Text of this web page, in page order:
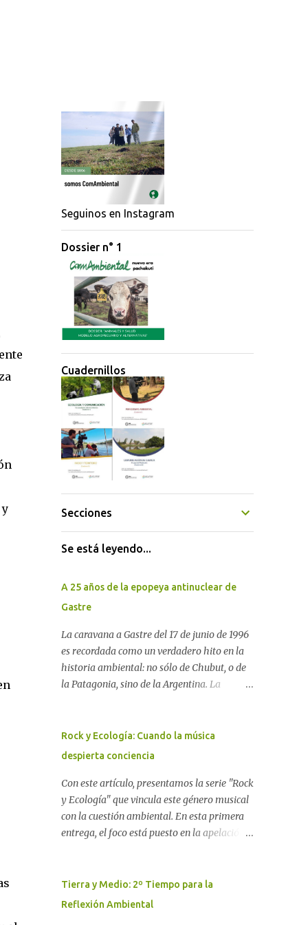
Seguinos en Instagram
Dossier n° 1
Cuadernillos
Secciones
Se está leyendo...
A 25 años de la epopeya antinuclear de
Gastre
La caravana a Gastre del 17 de junio de 1996
es recordada como un verdadero hito en la
historia ambiental: no sólo de Chubut, o de
la Patagonia, sino de la Argentina. La
para construir un basurero de residuos
nucleares en Gastre (centro-norte de
avanzó un proyecto legislativo nacional al
respecto. En este artículo, la investigadora
Ayelen Dichdji reconstruye la historia del
Movimiento Antinuclear de Chubut (MACH)
territorial frente a las imposiciones de la
tecnocracia nuclear globalizada. Dossier N°
Rock y Ecología: Cuando la música
despierta conciencia
Con este artículo, presentamos la serie "Rock
y Ecología" que vincula este género musical
con la cuestión ambiental. En esta primera
entrega, el foco está puesto en la apelación
Desde el legendario El Oso hasta las
recientes apariciones de la Pachama Mama
Tierra y Medio: 2º Tiempo para la
Reflexión Ambiental